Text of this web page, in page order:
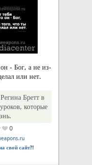
- Бог, а не из-
или нет.
Бретт в
которые
0
свой сайт?!